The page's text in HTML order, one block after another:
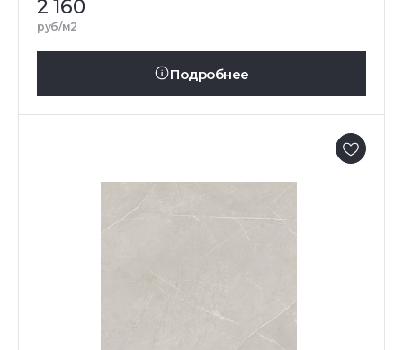
2 160
руб/м2
Подробнее